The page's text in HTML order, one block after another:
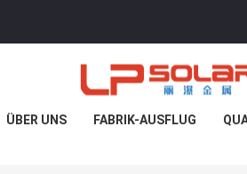
ÜBER UNS FABRIK-AUSFLUG